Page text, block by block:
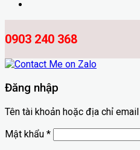
0903 240 368
Đăng nhập
Tên tài khoản hoặc địa chỉ email
Mật khẩu *